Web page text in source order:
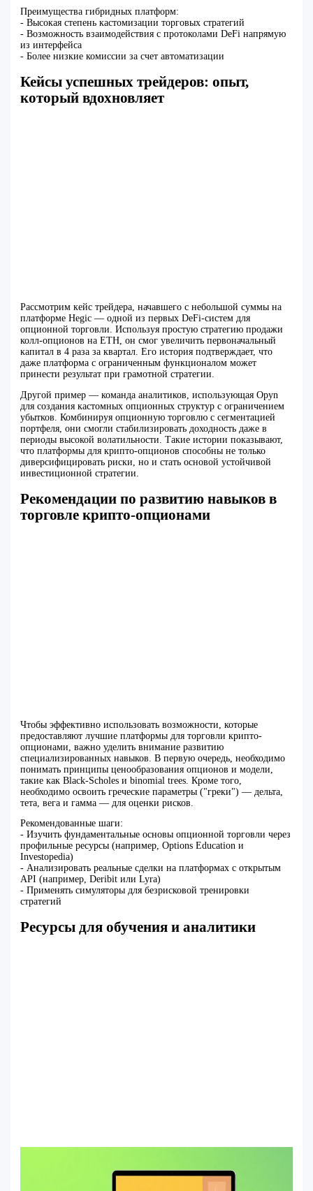
Преимущества гибридных платформ:
- Высокая степень кастомизации торговых стратегий
- Возможность взаимодействия с протоколами DeFi напрямую
из интерфейса
- Более низкие комиссии за счет автоматизации
Кейсы успешных трейдеров: опыт,
который вдохновляет
Рассмотрим кейс трейдера, начавшего с небольшой суммы на
платформе Hegic — одной из первых DeFi-систем для
опционной торговли. Используя простую стратегию продажи
колл-опционов на ETH, он смог увеличить первоначальный
капитал в 4 раза за квартал. Его история подтверждает, что
даже платформа с ограниченным функционалом может
принести результат при грамотной стратегии.
Другой пример — команда аналитиков, использующая Opyn
для создания кастомных опционных структур с ограничением
убытков. Комбинируя опционную торговлю с сегментацией
портфеля, они смогли стабилизировать доходность даже в
периоды высокой волатильности. Такие истории показывают,
что платформы для крипто-опционов способны не только
диверсифицировать риски, но и стать основой устойчивой
инвестиционной стратегии.
Рекомендации по развитию навыков в
торговле крипто-опционами
Чтобы эффективно использовать возможности, которые
предоставляют лучшие платформы для торговли крипто-
опционами, важно уделить внимание развитию
специализированных навыков. В первую очередь, необходимо
понимать принципы ценообразования опционов и модели,
такие как Black-Scholes и binomial trees. Кроме того,
необходимо освоить греческие параметры ("греки") — дельта,
тета, вега и гамма — для оценки рисков.
Рекомендованные шаги:
- Изучить фундаментальные основы опционной торговли через
профильные ресурсы (например, Options Education и
Investopedia)
- Анализировать реальные сделки на платформах с открытым
API (например, Deribit или Lyra)
- Применять симуляторы для безрисковой тренировки
стратегий
Ресурсы для обучения и аналитики